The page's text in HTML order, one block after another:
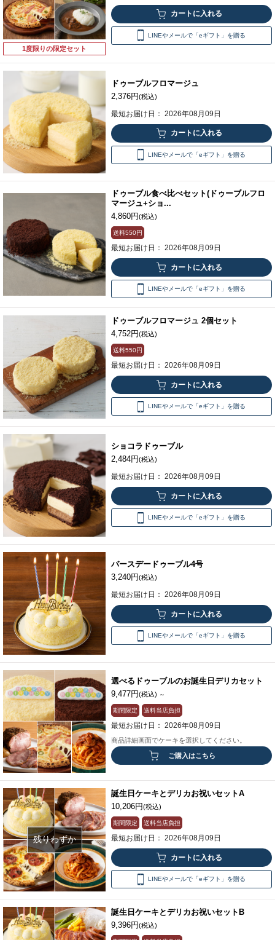
1度限りの限定セット
LINEやメールで「eギフト」を贈る
ドゥーブルフロマージュ
2,376円(税込)
最短お届け日： 2026年08月09日
LINEやメールで「eギフト」を贈る
ドゥーブル食べ比べセット(ドゥーブルフロ
マージュ+ショ...
4,860円(税込)
送料550円
最短お届け日： 2026年08月09日
LINEやメールで「eギフト」を贈る
ドゥーブルフロマージュ 2個セット
4,752円(税込)
送料550円
最短お届け日： 2026年08月09日
LINEやメールで「eギフト」を贈る
ショコラドゥーブル
2,484円(税込)
最短お届け日： 2026年08月09日
LINEやメールで「eギフト」を贈る
バースデードゥーブル4号
3,240円(税込)
最短お届け日： 2026年08月09日
LINEやメールで「eギフト」を贈る
選べるドゥーブルのお誕生日デリカセット
9,477円(税込) ～
期間限定 送料当店負担
最短お届け日： 2026年08月09日
商品詳細画面でケーキを選択してください。
ご購入はこちら
残りわずか
誕生日ケーキとデリカお祝いセットA
10,206円(税込)
期間限定 送料当店負担
最短お届け日： 2026年08月09日
LINEやメールで「eギフト」を贈る
誕生日ケーキとデリカお祝いセットB
9,396円(税込)